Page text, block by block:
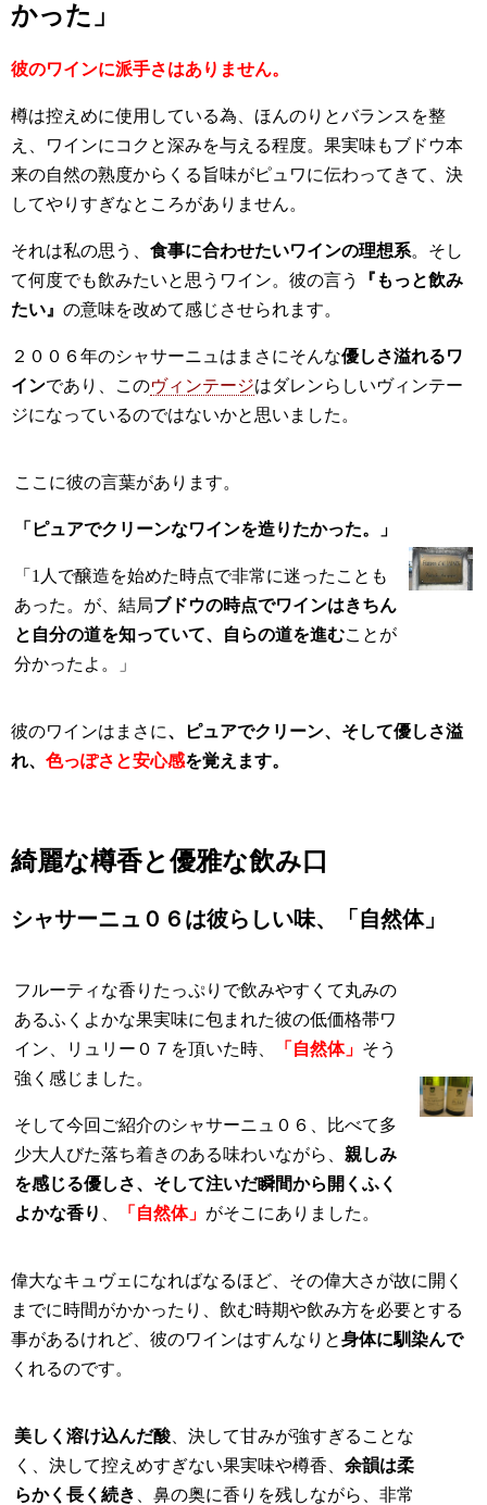
かった」
彼のワインに派手さはありません。
樽は控えめに使用している為、ほんのりとバランスを整
え、ワインにコクと深みを与える程度。果実味もブドウ本
来の自然の熟度からくる旨味がピュワに伝わってきて、決
してやりすぎなところがありません。
それは私の思う、 食事に合わせたいワインの理想系。そし
て何度でも飲みたいと思うワイン。彼の言う
『もっと飲み
たい』 の意味を改めて感じさせられます。
２００６年のシャサーニュはまさにそんな優しさ溢れるワ
インであり、このヴィンテージはダレンらしいヴィンテー
ジになっているのではないかと思いました。
ここに彼の言葉があります。
「ピュアでクリーンなワインを造りたかった。」
「1人で醸造を始めた時点で非常に迷ったことも
あった。が、結局ブドウの時点でワインはきちん
と自分の道を知っていて、自らの道を進むことが
分かったよ。」
彼のワインはまさに、ピュアでクリーン、そして優しさ溢
れ、 色っぽさと安心感を覚えます。
綺麗な樽香と優雅な飲み口
シャサーニュ０６は彼らしい味、「自然体」
フルーティな香りたっぷりで飲みやすくて丸みの
あるふくよかな果実味に包まれた彼の低価格帯ワ
イン、リュリー０７を頂いた時、
「自然体」 そう
強く感じました。
そして今回ご紹介のシャサーニュ０６、比べて多
少大人びた落ち着きのある味わいながら、 親しみ
を感じる優しさ、そして注いだ瞬間から開くふく
よかな香り
「自然体」 がそこにありました。
偉大なキュヴェになればなるほど、その偉大さが故に開く
までに時間がかかったり、飲む時期や飲み方を必要とする
事があるけれど、彼のワインはすんなりと身体に馴染んで
くれるのです。
美しく溶け込んだ酸 、決して甘みが強すぎることな
く、決して控えめすぎない果実味や樽香、 余韻は柔
らかく長く続き
、鼻の奥に香りを残しながら、非常